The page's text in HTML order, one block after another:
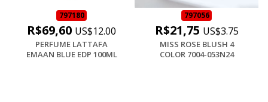
797180
R$69,60 US$12.00
PERFUME LATTAFA
EMAAN BLUE EDP 100ML
797056
R$21,75 US$3.75
MISS ROSE BLUSH 4
COLOR 7004-053N24